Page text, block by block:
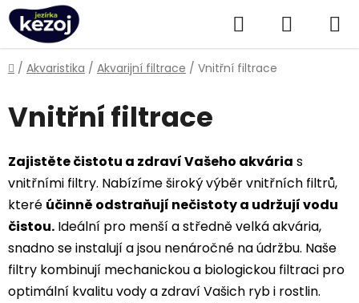
Přejít
na
obsah
Hledat
KOŠÍK
Domů
/ Akvaristika / Akvarijní filtrace / Vnitřní filtrace
Vnitřní filtrace
Zajistěte čistotu a zdraví Vašeho akvária s
vnitřními filtry. Nabízíme široký výběr vnitřních filtrů,
které účinně odstraňují nečistoty a udržují vodu
čistou. Ideální pro menší a středně velká akvária,
snadno se instalují a jsou nenáročné na údržbu. Naše
filtry kombinují mechanickou a biologickou filtraci pro
optimální kvalitu vody a zdraví Vašich ryb i rostlin.